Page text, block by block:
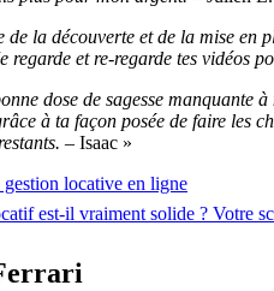
la découverte et de la mise en
regarde et re-regarde tes vidéos
dose de sagesse manquante
à ta façon posée de faire les
– Isaac »